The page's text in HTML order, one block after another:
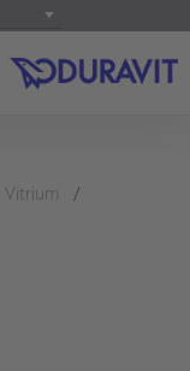
Vitrium